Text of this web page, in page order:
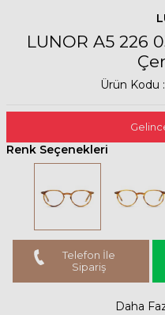
LUNOR A5 226
Ürün Kodu :
Renk Seçenekleri
Telefon İle
Sipariş
Daha